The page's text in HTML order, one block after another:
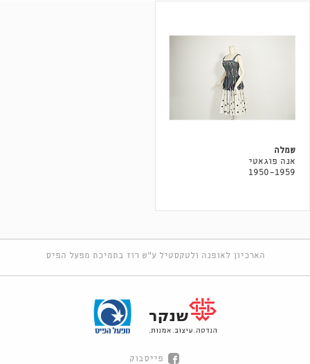
שמלה
אנה פוגאטי
1950-1959
הארכיון לאופנה ולטקסטיל ע"ש רוז בתמיכת מפעל הפיס
פייסבוק